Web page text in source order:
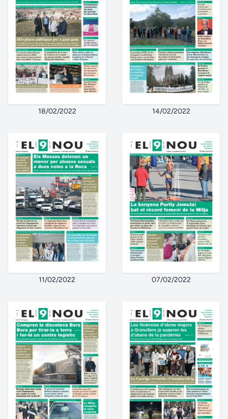
18/02/2022 14/02/2022
11/02/2022 07/02/2022